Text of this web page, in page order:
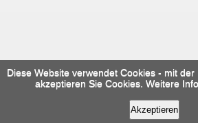
Diese Website verwendet Cookies - mit
akzeptieren Sie Cookies. Weitere